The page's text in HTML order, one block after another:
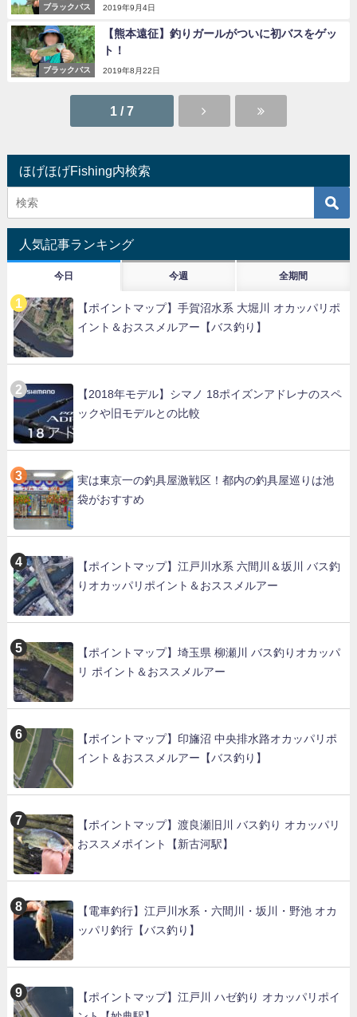
ブラックバス 2019年9月4日
ブラックバス
【熊本遠征】釣りガールがついに初バスをゲッ
ト！
2019年8月22日
1 / 7
ほげほげFishing内検索
人気記事ランキング
今日 今週 全期間
【ポイントマップ】手賀沼水系 大堀川 オカッパリポ
イント＆おススメルアー【バス釣り】
【2018年モデル】シマノ 18ポイズンアドレナのスペ
ックや旧モデルとの比較
実は東京一の釣具屋激戦区！都内の釣具屋巡りは池
袋がおすすめ
【ポイントマップ】江戸川水系 六間川＆坂川 バス釣
りオカッパリポイント＆おススメルアー
【ポイントマップ】埼玉県 柳瀬川 バス釣りオカッパ
リ ポイント＆おススメルアー
【ポイントマップ】印旛沼 中央排水路オカッパリポ
イント＆おススメルアー【バス釣り】
【ポイントマップ】渡良瀬旧川 バス釣り オカッパリ
おススメポイント【新古河駅】
【電車釣行】江戸川水系・六間川・坂川・野池 オカ
ッパリ釣行【バス釣り】
【ポイントマップ】江戸川 ハゼ釣り オカッパリポイ